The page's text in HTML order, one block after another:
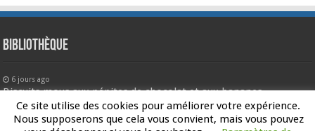
Bibliothèque
6 jours ago
Biscuits mous aux pépites de chocolat et aux bananes
2 semaines ago
Ce site utilise des cookies pour améliorer votre expérience.
Nous supposerons que cela vous convient, mais vous pouvez